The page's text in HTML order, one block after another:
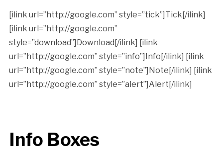
[ilink url=”http://google.com” style=”tick”]Tick[/ilink]
[ilink url=”http://google.com”
style=”download”]Download[/ilink] [ilink
url=”http://google.com” style=”info”]Info[/ilink] [ilink
url=”http://google.com” style=”note”]Note[/ilink] [ilink
url=”http://google.com” style=”alert”]Alert[/ilink]
Info Boxes